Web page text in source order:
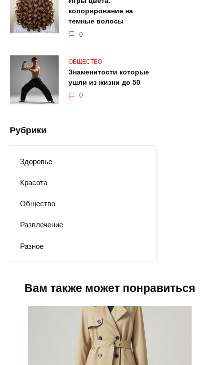
колорирование на
темные волосы
0
ОБЩЕСТВО
Знаменитости которые
ушли из жизни до 50
0
Рубрики
Здоровье
Красота
Общество
Развлечение
Разное
Вам также может понравиться